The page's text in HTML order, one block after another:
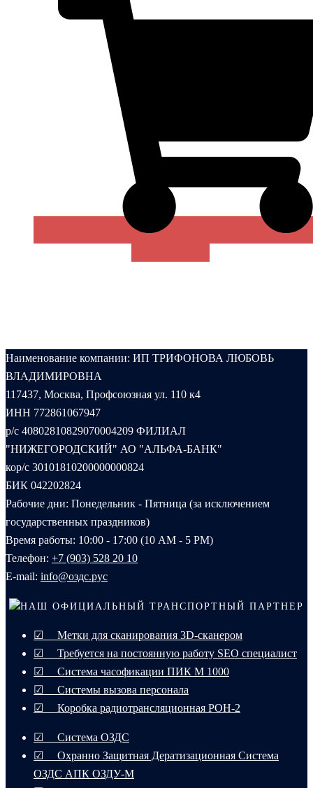
Наименование компании: ИП ТРИФОНОВА ЛЮБОВЬ
ВЛАДИМИРОВНА
117437, Москва, Профсоюзная ул. 110 к4
ИНН 772861067947
р/с 40802810829070004209 ФИЛИАЛ
"НИЖЕГОРОДСКИЙ" АО "АЛЬФА-БАНК"
кор/с 30101810200000000824
БИК 042202824
Рабочие дни: Понедельник - Пятница (за исключением
государственных праздников)
Время работы: 10:00 - 17:00 (10 AM - 5 PM)
Телефон: +7 (903) 528 20 10‬
E-mail: info@оздс.рус
НАШ ОФИЦИАЛЬНЫЙ ТРАНСПОРТНЫЙ ПАРТНЕР
☑ Метки для сканирования 3D-сканером
☑ Требуется на постоянную работу SEO специалист
☑ Система часофикации ПИК М 1000
☑ Системы вызова персонала
☑ Коробка радиотрансляционная РОН-2
☑ Система ОЗДС
☑ Охранно Защитная Дератизационная Система
ОЗДС АПК ОЗДУ-М